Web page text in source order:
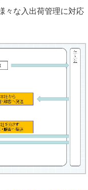
々な入出荷管理に対応